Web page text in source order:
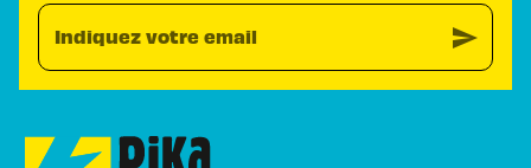
Indiquez votre email send